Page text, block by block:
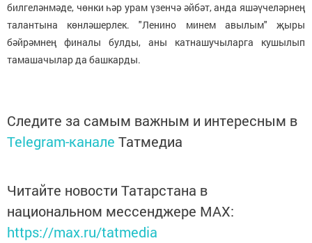
билгеләнмәде, чөнки һәр урам үзенчә әйбәт, анда яшәүчеләрнең
талантына көнләшерлек. "Ленино минем авылым" җыры
бәйрәмнең финалы булды, аны катнашучыларга кушылып
тамашачылар да башкарды.
Следите за самым важным и интересным в
Telegram-канале Татмедиа
Читайте новости Татарстана в
национальном мессенджере MАХ:
https://max.ru/tatmedia